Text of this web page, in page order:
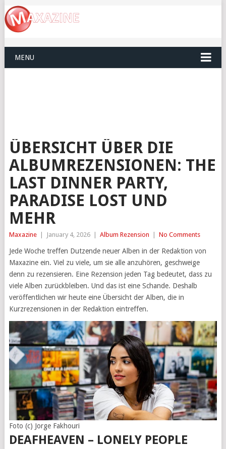
MENU
ÜBERSICHT ÜBER DIE
ALBUMREZENSIONEN: THE
LAST DINNER PARTY,
PARADISE LOST UND
MEHR
Maxazine January 4, 2026 Album Rezension No Comments
Jede Woche treffen Dutzende neuer Alben in der Redaktion von
Maxazine ein. Viel zu viele, um sie alle anzuhören, geschweige
denn zu rezensieren. Eine Rezension jeden Tag bedeutet, dass zu
viele Alben zurückbleiben. Und das ist eine Schande. Deshalb
veröffentlichen wir heute eine Übersicht der Alben, die in
Kurzrezensionen in der Redaktion eintreffen.
Foto (c) Jorge Fakhouri
DEAFHEAVEN – LONELY PEOPLE